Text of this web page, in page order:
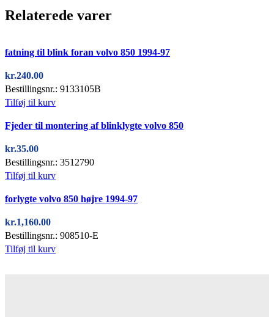
Relaterede varer
fatning til blink foran volvo 850 1994-97
kr.240.00
Bestillingsnr.: 9133105B
Tilføj til kurv
Fjeder til montering af blinklygte volvo 850
kr.35.00
Bestillingsnr.: 3512790
Tilføj til kurv
forlygte volvo 850 højre 1994-97
kr.1,160.00
Bestillingsnr.: 908510-E
Tilføj til kurv